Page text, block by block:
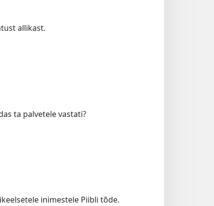
allikast.
ta palvetele vastati?
inimestele Piibli tõde.